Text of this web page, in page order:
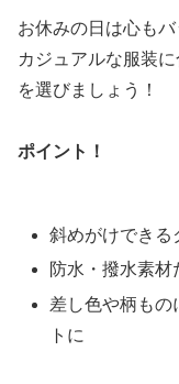
お休みの日は心もバ
カジュアルな服装
を選びましょう！
ポイント！
斜めがけできる
防水・撥水素
差し色や柄もの
トに